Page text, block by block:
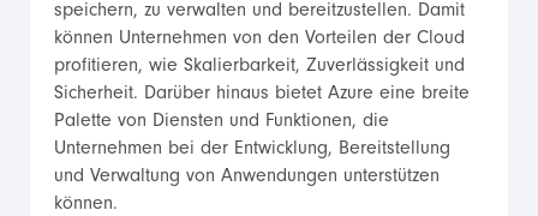
speichern, zu verwalten und bereitzustellen. Damit
können Unternehmen von den Vorteilen der Cloud
profitieren, wie Skalierbarkeit, Zuverlässigkeit und
Sicherheit. Darüber hinaus bietet Azure eine breite
Palette von Diensten und Funktionen, die
Unternehmen bei der Entwicklung, Bereitstellung
und Verwaltung von Anwendungen unterstützen
können.